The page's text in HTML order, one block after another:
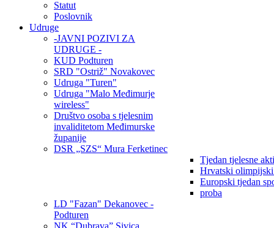
Statut
Poslovnik
Udruge
-JAVNI POZIVI ZA
UDRUGE -
KUD Podturen
SRD "Ostriž" Novakovec
Udruga "Turen"
Udruga "Malo Međimurje
wireless"
Društvo osoba s tjelesnim
invaliditetom Međimurske
županije
DSR „SZS“ Mura Ferketinec
Tjedan tjelesne
Hrvatski
Europski tjedan
proba
LD "Fazan" Dekanovec -
Podturen
NK “Dubrava” Sivica